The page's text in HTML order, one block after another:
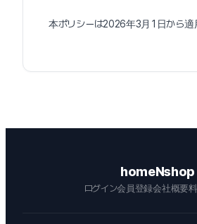
本ポリシーは2026年3月1日から適
homeNshop
ログイン会員登録会社概要